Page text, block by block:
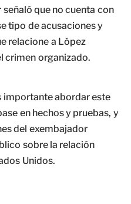
señaló que no cuenta con
tipo de acusaciones y
relacione a López
crimen organizado.
importante abordar este
en hechos y pruebas, y
del exembajador
sobre la relación
Unidos.